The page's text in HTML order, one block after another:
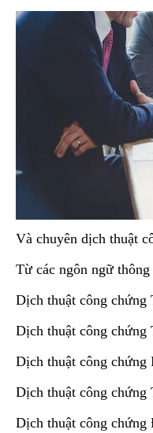
Và chuyên dịch thuật
Từ các ngôn ngữ
Dịch thuật công chứng
Dịch thuật công chứng
Dịch thuật công chứng
Dịch thuật công chứng
Dịch thuật công chứng